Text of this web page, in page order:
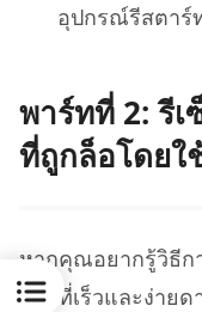
อุปกรณ์รีสตาร์
พาร์ทที่ 2: รี
ที่ถูกล็อโดย
หากคุณอยากรู้วิธีก
ล็อกที่เร็วและง่าย